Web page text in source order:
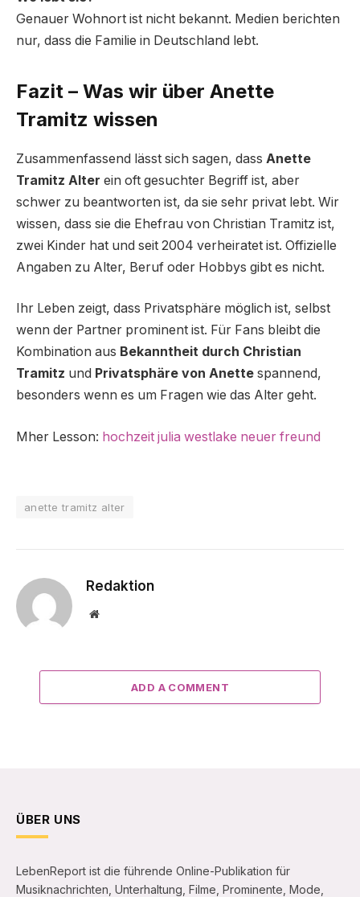
Genauer Wohnort ist nicht bekannt. Medien berichten
nur, dass die Familie in Deutschland lebt.
Fazit – Was wir über Anette
Tramitz wissen
Zusammenfassend lässt sich sagen, dass Anette
Tramitz Alter ein oft gesuchter Begriff ist, aber
schwer zu beantworten ist, da sie sehr privat lebt. Wir
wissen, dass sie die Ehefrau von Christian Tramitz ist,
zwei Kinder hat und seit 2004 verheiratet ist. Offizielle
Angaben zu Alter, Beruf oder Hobbys gibt es nicht.
Ihr Leben zeigt, dass Privatsphäre möglich ist, selbst
wenn der Partner prominent ist. Für Fans bleibt die
Kombination aus Bekanntheit durch Christian
Tramitz und Privatsphäre von Anette spannend,
besonders wenn es um Fragen wie das Alter geht.
Mher Lesson: hochzeit julia westlake neuer freund
anette tramitz alter
Redaktion
Website
ADD A COMMENT
ÜBER UNS
LebenReport ist die führende Online-Publikation für
Musiknachrichten, Unterhaltung, Filme, Prominente, Mode,